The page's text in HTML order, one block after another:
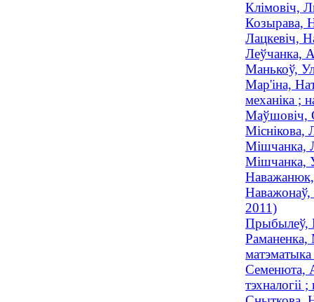
Клімовіч,
Козырава,
Лацкевіч,
Леўчанка,
Манькоў,
Мар'іна,
механіка ;
Маўшовіч,
Міснікова,
Мішчанка,
Мішчанка,
Наважанюк,
2011)
Прыбылеў,
Раманенка,
Семенюта,
тэхналогіі